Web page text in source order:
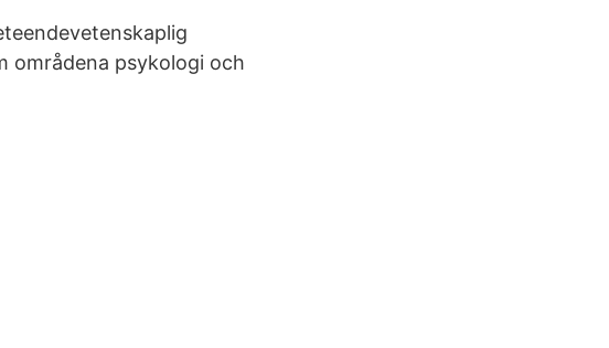
områdena psykologi och